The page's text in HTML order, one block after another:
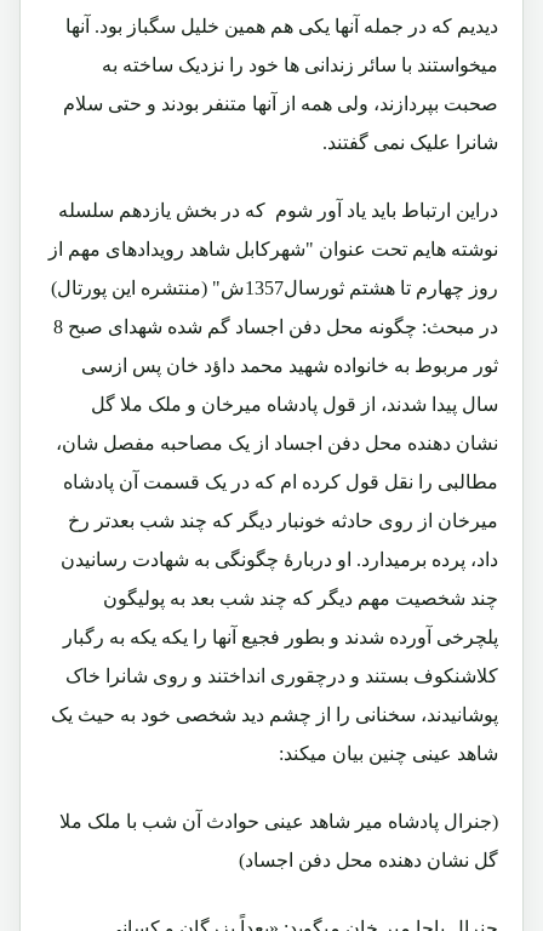
دیدیم که در جمله آنها یکی هم همین خلیل سگباز بود. آنها
میخواستند با سائر زندانی ها خود را نزدیک ساخته به
صحبت بپردازند، ولی همه از آنها متنفر بودند و حتی سلام
شانرا علیک نمی گفتند.
دراین ارتباط باید یاد آور شوم که در بخش یازدهم سلسله
نوشته هایم تحت عنوان "شهرکابل شاهد رویدادهای مهم از
روز چهارم تا هشتم ثورسال1357ش" (منتشره این پورتال)
در مبحث: چگونه محل دفن اجساد گم شده شهدای صبح 8
ثور مربوط به خانواده شهید محمد داؤد خان پس ازسی
سال پیدا شدند، از قول پادشاه میرخان و ملک ملا گل
نشان دهنده محل دفن اجساد از یک مصاحبه مفصل شان،
مطالبی را نقل قول کرده ام که در یک قسمت آن پادشاه
میرخان از روی حادثه خونبار دیگر که چند شب بعدتر رخ
داد، پرده برمیدارد. او دربارۀ چگونگی به شهادت رسانیدن
چند شخصیت مهم دیگر که چند شب بعد به پولیگون
پلچرخی آورده شدند و بطور فجیع آنها را یکه یکه به رگبار
کلاشنکوف بستند و درچقوری انداختند و روی شانرا خاک
پوشانیدند، سخنانی را از چشم دید شخصی خود به حیث یک
شاهد عینی چنین بیان میکند:
(جنرال پادشاه میر شاهد عینی حوادث آن شب با ملک ملا
گل نشان دهنده محل دفن اجساد)